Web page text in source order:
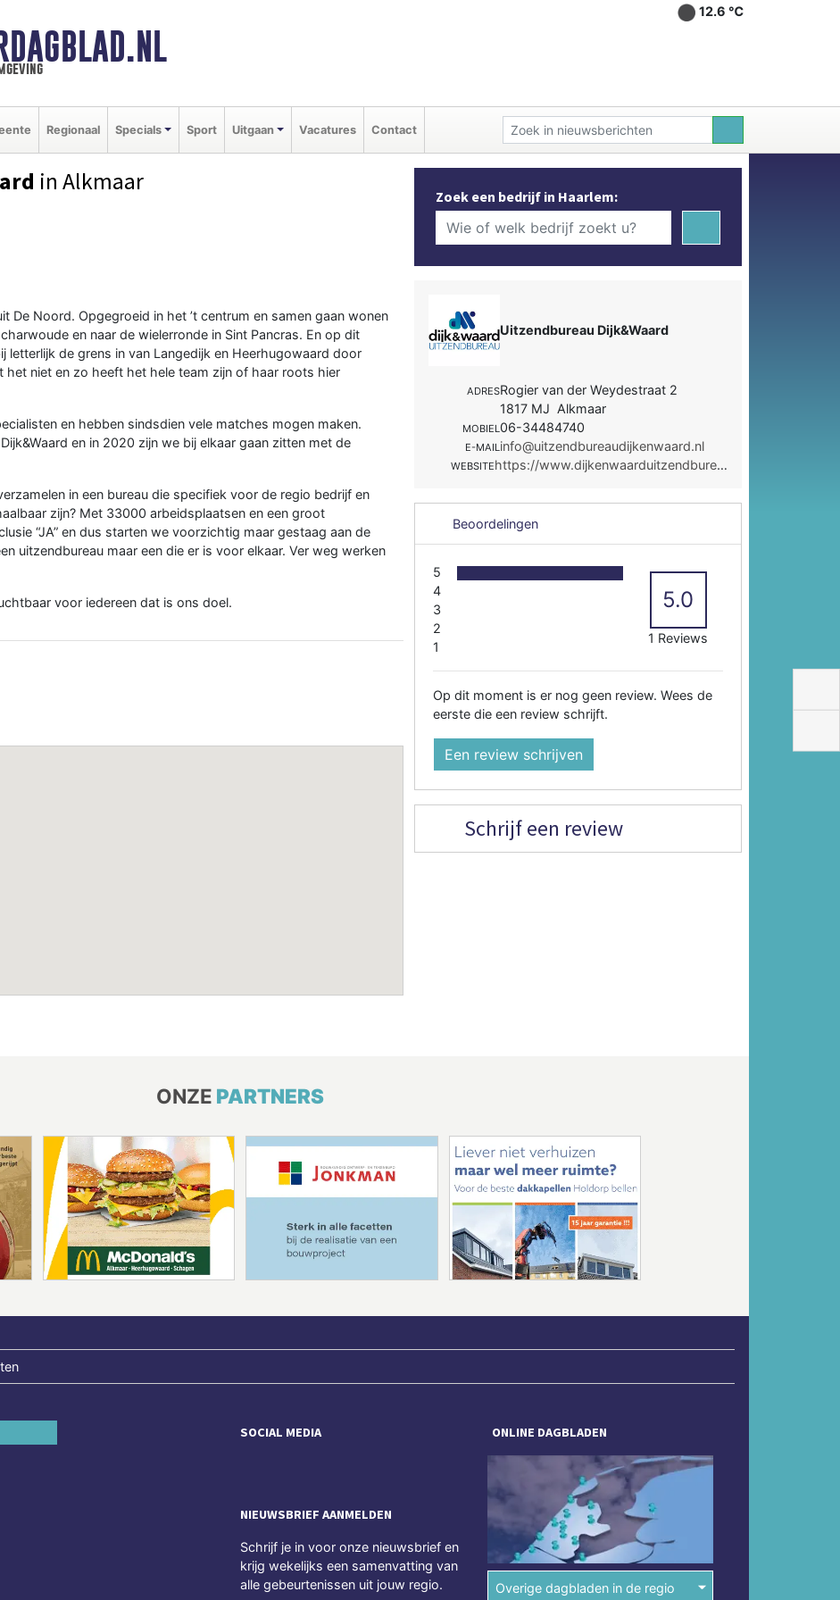
12.6 ℃
Regionaal Specials Sport Uitgaan Vacatures Contact
in Alkmaar
De Noord. Opgegroeid in het ’t centrum en samen gaan wonen
en naar de wielerronde in Sint Pancras. En op dit
letterlijk de grens in van Langedijk en Heerhugowaard door
het niet en zo heeft het hele team zijn of haar roots hier
en hebben sindsdien vele matches mogen maken.
en in 2020 zijn we bij elkaar gaan zitten met de
in een bureau die specifiek voor de regio bedrijf en
zijn? Met 33000 arbeidsplaatsen en een groot
“JA” en dus starten we voorzichtig maar gestaag aan de
uitzendbureau maar een die er is voor elkaar. Ver weg werken
voor iedereen dat is ons doel.
Zoek een bedrijf in Haarlem:
Uitzendbureau Dijk&Waard
ADRESRogier van der Weydestraat 2
1817 MJ Alkmaar
MOBIEL06-34484740
E-MAILinfo@uitzendbureaudijkenwaard.nl
WEBSITE https://www.dijkenwaarduitzendbureau.nl/
Beoordelingen
5
4
3
2
1
5.0
1 Reviews
Op dit moment is er nog geen review. Wees de
eerste die een review schrijft.
Een review schrijven
Schrijf een review
ONZE PARTNERS
SOCIAL MEDIA
NIEUWSBRIEF AANMELDEN
Schrijf je in voor onze nieuwsbrief en
krijg wekelijks een samenvatting van
alle gebeurtenissen uit jouw regio.
ONLINE DAGBLADEN
Overige dagbladen in de regio